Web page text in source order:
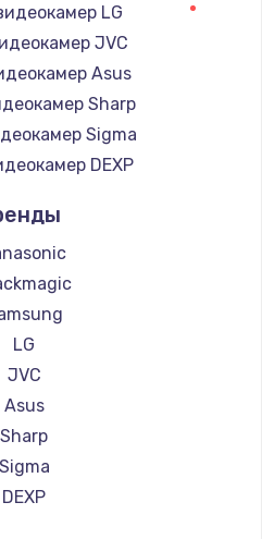
подсветки
управления
руб.
руб.
питания
LG
JVC
Asus
Sharp
Sigma
DEXP
LG
JVC
Asus
Sharp
Sigma
DEXP